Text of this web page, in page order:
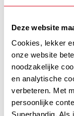
Deze website
Cookies, lekker
onze website
noodzakelijke
en analytische
verbeteren. Met
persoonlijke
Superhandig. Als